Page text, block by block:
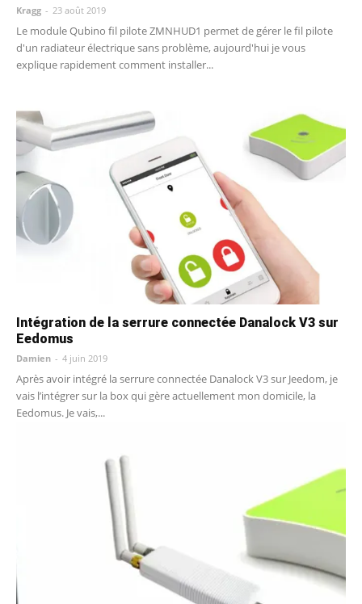
Kragg - 23 août 2019
Le module Qubino fil pilote ZMNHUD1 permet de gérer le fil pilote
d'un radiateur électrique sans problème, aujourd'hui je vous
explique rapidement comment installer...
Intégration de la serrure connectée Danalock V3 sur
Eedomus
Damien - 4 juin 2019
Après avoir intégré la serrure connectée Danalock V3 sur Jeedom, je
vais l’intégrer sur la box qui gère actuellement mon domicile, la
Eedomus. Je vais,...